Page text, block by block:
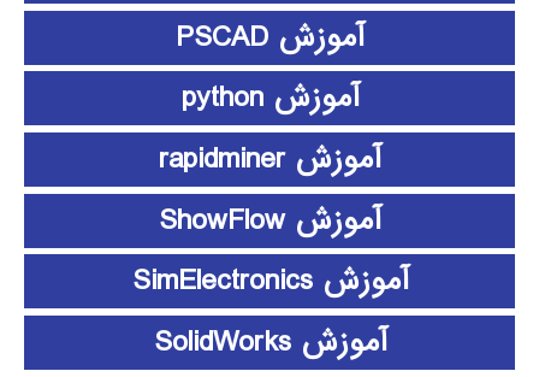
آموزش PSCAD
آموزش python
آموزش rapidminer
آموزش ShowFlow
آموزش SimElectronics
آموزش SolidWorks